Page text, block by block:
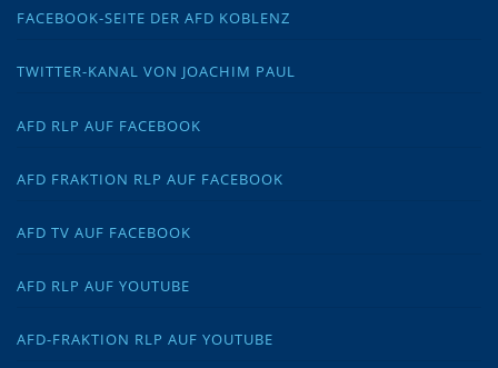
FACEBOOK-SEITE DER AFD KOBLENZ
TWITTER-KANAL VON JOACHIM PAUL
AFD RLP AUF FACEBOOK
AFD FRAKTION RLP AUF FACEBOOK
AFD TV AUF FACEBOOK
AFD RLP AUF YOUTUBE
AFD-FRAKTION RLP AUF YOUTUBE